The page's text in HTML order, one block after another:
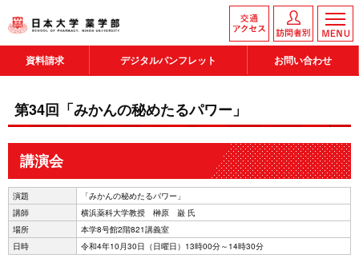
資料請求 デジタルパンフレット お問い合わせ
第34回「みかんの秘めたるパワー」
講演会
演題
「みかんの秘めたるパワー」
講師
横浜薬科大学教授 榊原 巌 氏
場所
本学8号館2階821講義室
日時
令和4年10月30日（日曜日）13時00分～14時30分